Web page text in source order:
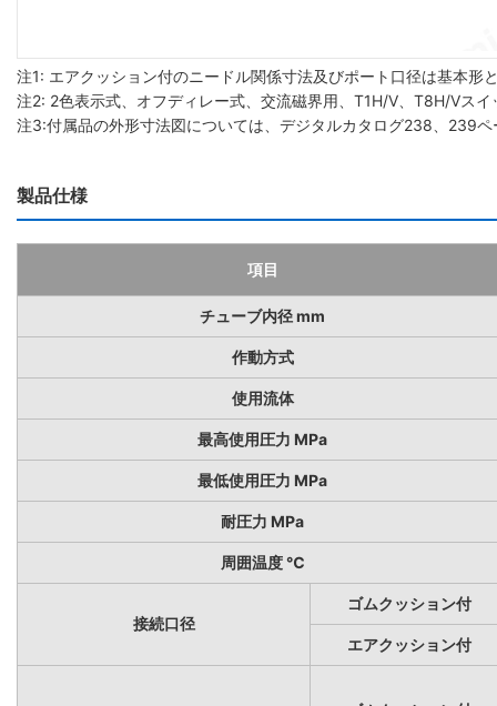
注1: エアクッション付のニードル関係寸法及びポート口径は基本
注2: 2色表示式、オフディレー式、交流磁界用、T1H/V、T8H/Vス
注3:付属品の外形寸法図については、デジタルカタログ238、239
製品仕様
項目
チューブ内径 mm
作動方式
使用流体
最高使用圧力 MPa
最低使用圧力 MPa
耐圧力 MPa
周囲温度 ℃
接続口径
ゴムクッション付
エアクッション付